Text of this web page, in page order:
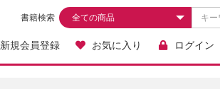
書籍検索
新規会員登録 お気に入り ログイン